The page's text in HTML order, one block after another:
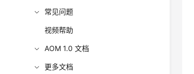
常见问题
视频帮助
AOM 1.0 文档
更多文档